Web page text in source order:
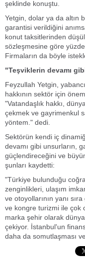
şeklinde konuştu.
Yetgin, dolar ya da altın
garantisi verildiğini
konut taksitlerinden
sözleşmesine göre
Firmaların da böyle
"Teşviklerin devamı
Feyzullah Yetgin,
hakkının sektör için
"Vatandaşlık hakkı,
çekmek ve gayrimenkul
yöntem." dedi.
Sektörün kendi iç
devamı gibi unsurların,
güçlendireceğini ve
şunları kaydetti:
"Türkiye bulunduğu
zenginlikleri, ulaşım
ve otoyollarının yanı
ve kongre turizmi ile çok
marka şehir olarak
çekiyor. İstanbul'un
daha da somutlaşması